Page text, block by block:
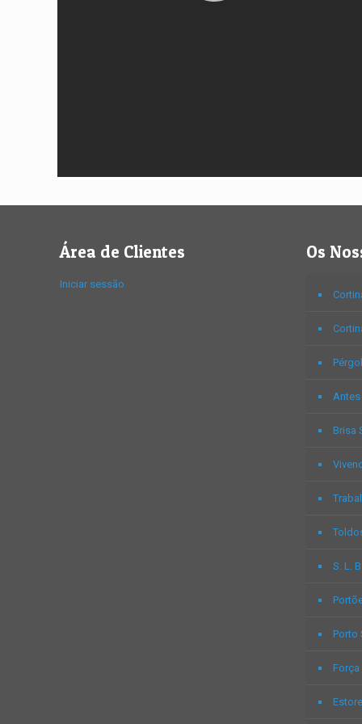
Área de Clientes
Iniciar sessão
Os
Brisa
S. L.
Porto
Força